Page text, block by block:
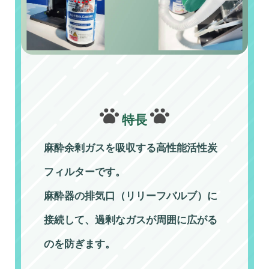
特長
麻酔余剰ガスを吸収する高性能活性炭
フィルターです。
麻酔器の排気口（リリーフバルブ）に
接続して、過剰なガスが周囲に広がる
のを防ぎます。